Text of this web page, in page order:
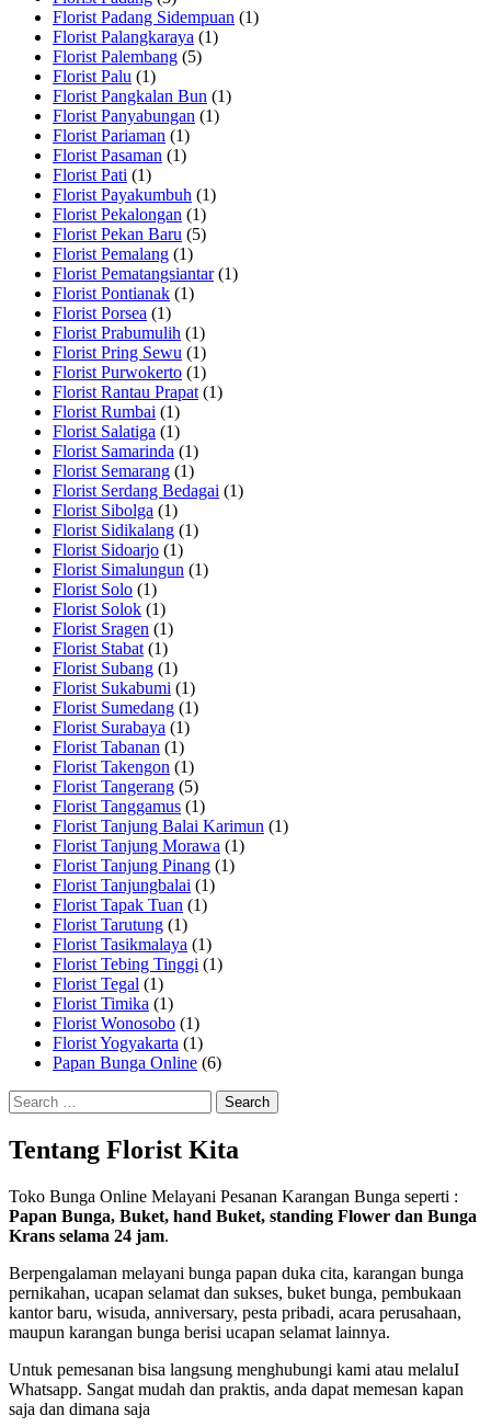
Florist Padang Sidempuan (1)
Florist Palangkaraya (1)
Florist Palembang (5)
Florist Palu (1)
Florist Pangkalan Bun (1)
Florist Panyabungan (1)
Florist Pariaman (1)
Florist Pasaman (1)
Florist Pati (1)
Florist Payakumbuh (1)
Florist Pekalongan (1)
Florist Pekan Baru (5)
Florist Pemalang (1)
Florist Pematangsiantar(1)
Florist Pontianak (1)
Florist Porsea (1)
Florist Prabumulih (1)
Florist Pring Sewu (1)
Florist Purwokerto (1)
Florist Rantau Prapat (1)
Florist Rumbai (1)
Florist Salatiga (1)
Florist Samarinda (1)
Florist Semarang (1)
Florist Serdang Bedagai (1)
Florist Sibolga (1)
Florist Sidikalang (1)
Florist Sidoarjo (1)
Florist Simalungun (1)
Florist Solo (1)
Florist Solok (1)
Florist Sragen (1)
Florist Stabat (1)
Florist Subang (1)
Florist Sukabumi (1)
Florist Sumedang (1)
Florist Surabaya (1)
Florist Tabanan (1)
Florist Takengon (1)
Florist Tangerang (5)
Florist Tanggamus (1)
Florist Tanjung Balai Karimun (1)
Florist Tanjung Morawa (1)
Florist Tanjung Pinang (1)
Florist Tanjungbalai (1)
Florist Tapak Tuan (1)
Florist Tarutung (1)
Florist Tasikmalaya (1)
Florist Tebing Tinggi (1)
Florist Tegal (1)
Florist Timika (1)
Florist Wonosobo (1)
Florist Yogyakarta (1)
Papan Bunga Online (6)
Search
for:
Tentang Florist Kita
Toko Bunga Online Melayani Pesanan Karangan Bunga seperti :
Papan Bunga, Buket, hand Buket, standing Flower dan Bunga
Krans selama 24 jam.
Berpengalaman melayani bunga papan duka cita, karangan bunga
pernikahan, ucapan selamat dan sukses, buket bunga, pembukaan
kantor baru, wisuda, anniversary, pesta pribadi, acara perusahaan,
maupun karangan bunga berisi ucapan selamat lainnya.
Untuk pemesanan bisa langsung menghubungi kami atau melaluI
Whatsapp. Sangat mudah dan praktis, anda dapat memesan kapan
saja dan dimana saja